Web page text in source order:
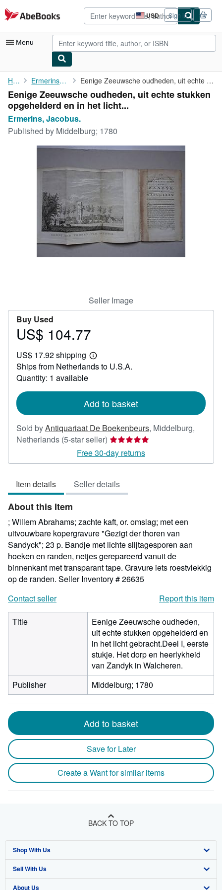
Skip to main content
AbeBooks.com USD
Site
shopping
preferences
Sign in
Menu
My Account
My Purchases
Advanced Search
Browse Collections
Rare Books
Art & Collectibles
Start Selling
Home Ermerins, Jacobus. Eenige Zeeuwsche oudheden, uit echte stukken opgehelderd en in ...
Eenige Zeeuwsche oudheden, uit echte stukken
opgehelderd en in het licht...
Ermerins, Jacobus.
Published by Middelburg; 1780
Seller Image
Buy Used
Price
104.77
US$ 104.77
US$ 17.92 shipping
Learn
more
Ships from Netherlands to U.S.A.
Quantity: 1 available
Add to basket
Sold byAntiquariaat De Boekenbeurs, Middelburg,
Netherlands (5-star seller) Seller
rating
5
of
5
Free 30-day returns
Item details Seller details
About this Item
; Willem Abrahams; zachte kaft, or. omslag; met een
uitvouwbare kopergravure "Gezigt der thoren van
Sandyck"; 23 p. Bandje met lichte slijtagesporen aan
hoeken en randen, netjes gerepareerd vanuit de
binnenkant met transparant tape. Gravure iets roestvlekkig
op de randen. Seller Inventory # 26635
Contact seller
Report this item
Title
Eenige Zeeuwsche oudheden,
uit echte stukken opgehelderd en
in het licht gebracht.Deel I, eerste
stukje. Het dorp en heerlykheid
van Zandyk in Walcheren.
Publisher
Middelburg; 1780
Add to basket
Save for Later
Create a Want for similar items
BACK TO TOP
Shop With Us
Advanced Search
Browse Collections
Sell With Us
Start Selling
About Us